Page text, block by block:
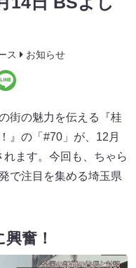
ス お知らせ
街の魅力を伝える『桂
』の「#70」が、12月
ます。今回も、ちゃら
で注目を集める埼玉県
奮！